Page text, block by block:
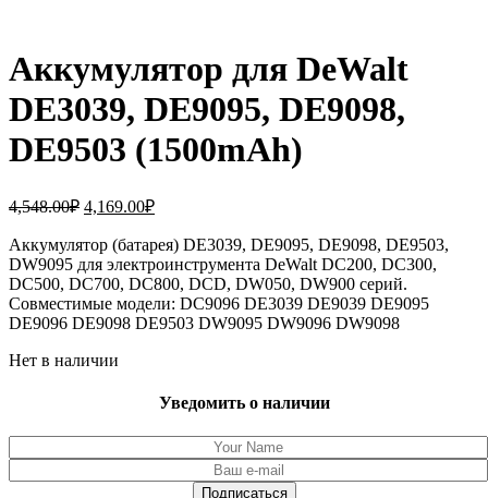
Аккумулятор для DeWalt
DE3039, DE9095, DE9098,
DE9503 (1500mAh)
4,548.00₽ Первоначальная
составляла
4,548.00₽.
4,169.00₽Текущая
4,169.00₽.
Аккумулятор (батарея) DE3039, DE9095, DE9098, DE9503,
DW9095 для электроинструмента DeWalt DC200, DC300,
DC500, DC700, DC800, DCD, DW050, DW900 серий.
Совместимые модели: DC9096 DE3039 DE9039 DE9095
DE9096 DE9098 DE9503 DW9095 DW9096 DW9098
Нет в наличии
Уведомить о наличии